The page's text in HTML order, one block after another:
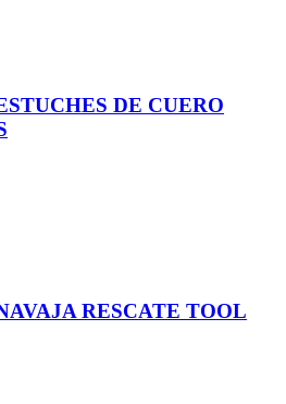
DE CUERO
RESCATE TOOL